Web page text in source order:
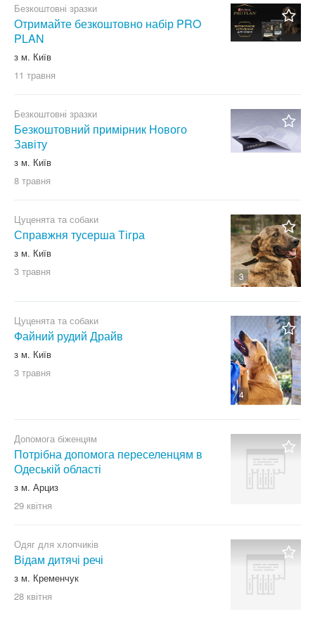
Безкоштовні зразки
Отримайте безкоштовно набір PRO
PLAN
з м. Київ
11 травня
Безкоштовні зразки
Безкоштовний примірник Нового
Завіту
з м. Київ
8 травня
3
Цуценята та собаки
Справжня тусерша Тігра
з м. Київ
3 травня
4
Цуценята та собаки
Файний рудий Драйв
з м. Київ
3 травня
Допомога біженцям
Потрібна допомога переселенцям в
Одеській області
з м. Арциз
29 квітня
Одяг для хлопчиків
Відам дитячі речі
з м. Кременчук
28 квітня